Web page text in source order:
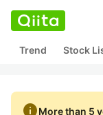
Trend Stock
infoMore than 5